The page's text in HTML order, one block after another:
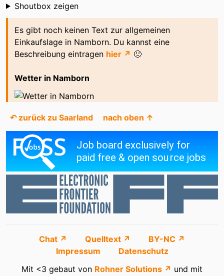
Shoutbox
Shoutbox zeigen
Es gibt noch keinen Text zur allgemeinen
Einkaufslage in Namborn. Du kannst eine
Beschreibung eintragen hier ↗ 🙂
Wetter in Namborn
↶ zurück zu Saarland nach oben ↑
Chat ↗ Quelltext ↗
BY-NC ↗
Impressum
Datenschutz
Mit <3 gebaut von Rohner Solutions ↗ und mit